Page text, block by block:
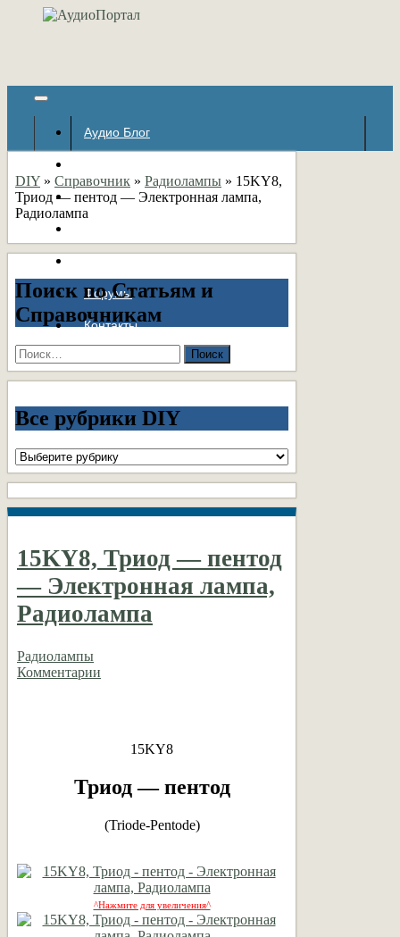
Аудио Блог
Авторские страницы
Форумы
Контакты
DIY » Справочник » Радиолампы » 15KY8,
Триод — пентод — Электронная лампа,
Радиолампа
Поиск по Статьям и
Справочникам
Найти:
Все рубрики DIY
Все
рубрики
DIY
15KY8, Триод — пентод
— Электронная лампа,
Радиолампа
Радиолампы
Комментарии
15KY8
Триод — пентод
(Triode-Pentode)
^Нажмите для увеличения^